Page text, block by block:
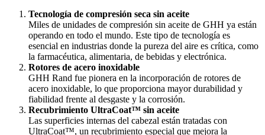
Tecnología de compresión seca sin aceite
Miles de unidades de compresión sin aceite de GHH ya están
operando en todo el mundo. Este tipo de tecnología es
esencial en industrias donde la pureza del aire es crítica, como
la farmacéutica, alimentaria, de bebidas y electrónica.
Rotores de acero inoxidable
GHH Rand fue pionera en la incorporación de rotores de
acero inoxidable, lo que proporciona mayor durabilidad y
fiabilidad frente al desgaste y la corrosión.
Recubrimiento UltraCoat™ sin aceite
Las superficies internas del cabezal están tratadas con
UltraCoat™, un recubrimiento especial que mejora la